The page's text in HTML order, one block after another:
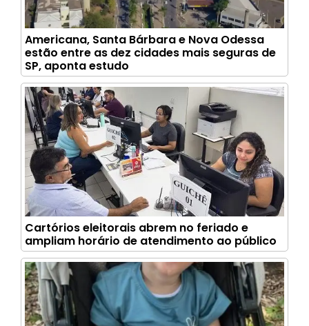
Americana, Santa Bárbara e Nova Odessa
estão entre as dez cidades mais seguras de
SP, aponta estudo
Cartórios eleitorais abrem no feriado e
ampliam horário de atendimento ao público